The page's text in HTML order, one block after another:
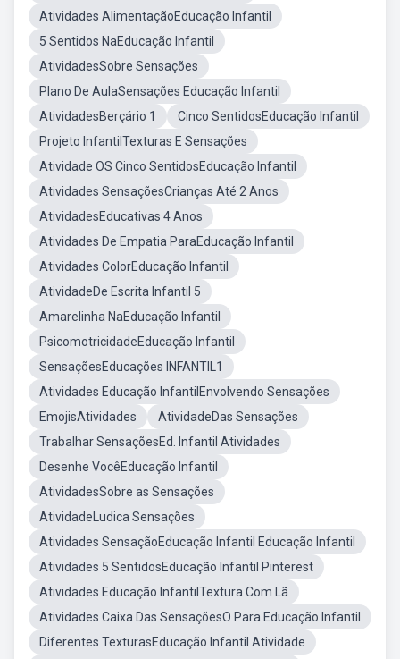
Atividades AlimentaçãoEducação Infantil
5 Sentidos NaEducação Infantil
AtividadesSobre Sensações
Plano De AulaSensações Educação Infantil
AtividadesBerçário 1
Cinco SentidosEducação Infantil
Projeto InfantilTexturas E Sensações
Atividade OS Cinco SentidosEducação Infantil
Atividades SensaçõesCrianças Até 2 Anos
AtividadesEducativas 4 Anos
Atividades De Empatia ParaEducação Infantil
Atividades ColorEducação Infantil
AtividadeDe Escrita Infantil 5
Amarelinha NaEducação Infantil
PsicomotricidadeEducação Infantil
SensaçõesEducações INFANTIL1
Atividades Educação InfantilEnvolvendo Sensações
EmojisAtividades
AtividadeDas Sensações
Trabalhar SensaçõesEd. Infantil Atividades
Desenhe VocêEducação Infantil
AtividadesSobre as Sensações
AtividadeLudica Sensações
Atividades SensaçãoEducação Infantil Educação Infantil
Atividades 5 SentidosEducação Infantil Pinterest
Atividades Educação InfantilTextura Com Lã
Atividades Caixa Das SensaçõesO Para Educação Infantil
Diferentes TexturasEducação Infantil Atividade